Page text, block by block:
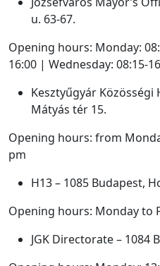
u. 63-67.
Opening hours: Monday:
16:00 | Wednesday: 08:15-
Kesztyűgyár Közösségi
Mátyás tér 15.
Opening hours: from
pm
H13 – 1085 Budapest,
Opening hours: Monday to
JGK Directorate – 1084